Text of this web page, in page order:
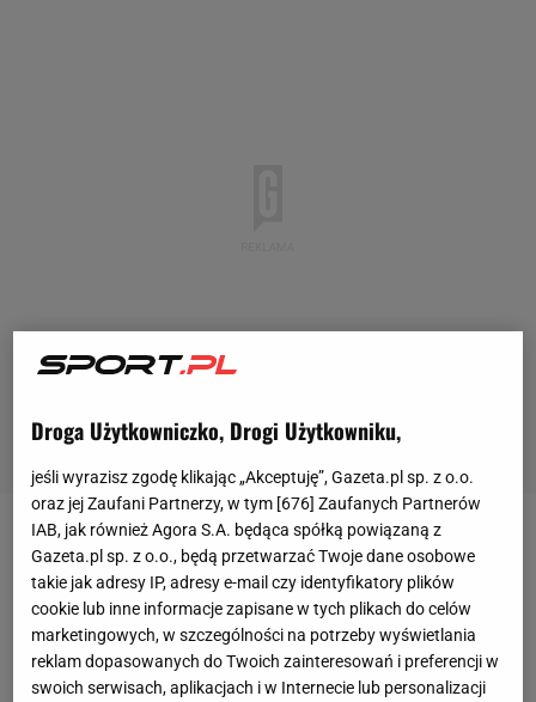
Dla Victorii Mboko turniej Queen's Club
Championship miał być przygodą życia. Kanadyjka
połączyła siły z legendarną SerenąWilliams, która
zdecydowała się na powrót dotenisapo prawie
czterech latach nieobecności. Amerykanka
Droga Użytkowniczko, Drogi Użytkowniku,
jeśli wyrazisz zgodę klikając „Akceptuję”, Gazeta.pl sp. z o.o.
oraz jej Zaufani Partnerzy, w tym [676] Zaufanych Partnerów
IAB, jak również Agora S.A. będąca spółką powiązaną z
Gazeta.pl sp. z o.o., będą przetwarzać Twoje dane osobowe
takie jak adresy IP, adresy e-mail czy identyfikatory plików
cookie lub inne informacje zapisane w tych plikach do celów
marketingowych, w szczególności na potrzeby wyświetlania
reklam dopasowanych do Twoich zainteresowań i preferencji w
swoich serwisach, aplikacjach i w Internecie lub personalizacji